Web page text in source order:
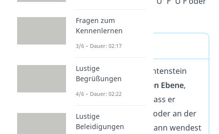
Sonderfälle
Befindet sich der Kantenstein
bereits in der
zweiten Ebene,
kann es passieren, dass er
farblich nicht passt
oder an der
falschen Stelle
ist. Dann wendest
Fragen zum
Kennenlernen
3/6 – Dauer: 02:17
Lustige
Begrüßungen
4/6 – Dauer: 02:22
Lustige
Beleidigungen